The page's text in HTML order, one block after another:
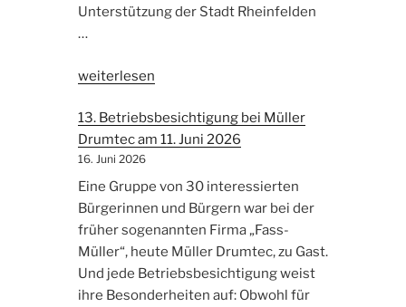
Unterstützung der Stadt Rheinfelden
…
„Erweiterung
Bewegungsparcours
im
Herbert-
King-
Park
durch
die
Bürgerstiftung“
weiterlesen
13. Betriebsbesichtigung bei Müller
Drumtec am 11. Juni 2026
16. Juni 2026
Eine Gruppe von 30 interessierten
Bürgerinnen und Bürgern war bei der
früher sogenannten Firma „Fass-
Müller“, heute Müller Drumtec, zu Gast.
Und jede Betriebsbesichtigung weist
ihre Besonderheiten auf: Obwohl für